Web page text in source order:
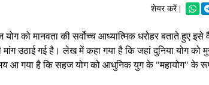
शेयर करें |
को मानवता की सर्वोच्च आध्यात्मिक धरोहर बताते हुए इसे
उठाई गई है। लेख में कहा गया है कि जहां दुनिया योग को
आ गया है कि सहज योग को आधुनिक युग के "महायोग" के